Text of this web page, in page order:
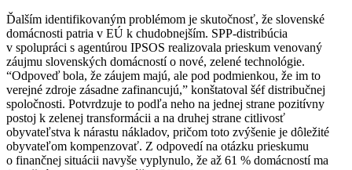
Ďalším identifikovaným problémom je skutočnosť, že slovenské
domácnosti patria v EÚ k chudobnejším. SPP-distribúcia
v spolupráci s agentúrou IPSOS realizovala prieskum venovaný
záujmu slovenských domácností o nové, zelené technológie.
“Odpoveď bola, že záujem majú, ale pod podmienkou, že im to
verejné zdroje zásadne zafinancujú,” konštatoval šéf distribučnej
spoločnosti. Potvrdzuje to podľa neho na jednej strane pozitívny
postoj k zelenej transformácii a na druhej strane citlivosť
obyvateľstva k nárastu nákladov, pričom toto zvýšenie je dôležité
obyvateľom kompenzovať. Z odpovedí na otázku prieskumu
o finančnej situácii navyše vyplynulo, že až 61 % domácností ma